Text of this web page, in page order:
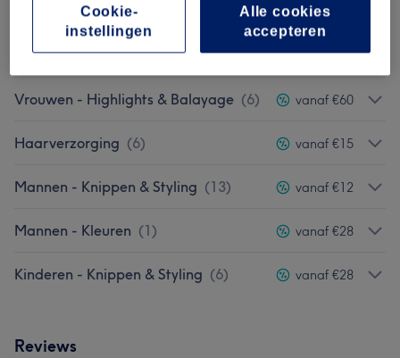
Vrouwen - Stylen ( vanaf €28
Vrouwen - Kleuren (9) vanaf €36
Vrouwen - Highlights & Balayage (6) vanaf €60
Haarverzorging (6) vanaf €15
Mannen - Knippen & Styling (13) vanaf €12
Mannen - Kleuren (1) vanaf €28
Kinderen - Knippen & Styling (6) vanaf €28
Reviews
Alle cookies
accepteren
Cookie-
instellingen